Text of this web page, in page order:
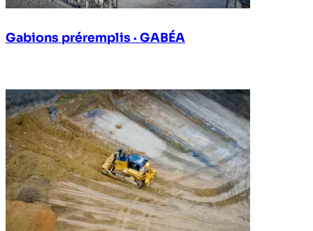
Gabions préremplis · GABÉA